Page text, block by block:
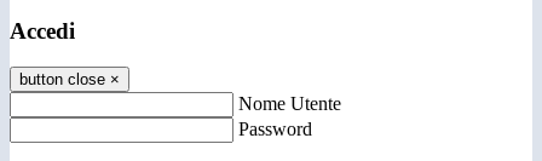
Accedi
button close ×
Nome Utente
Password